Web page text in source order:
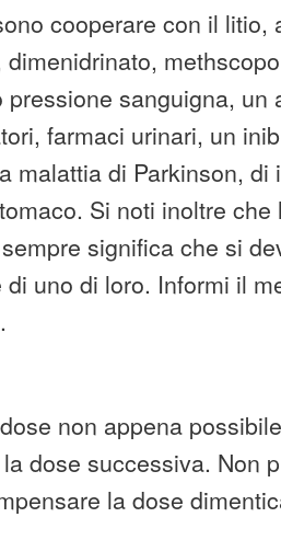
cooperare con il litio,
dimenidrinato,
pressione sanguigna, un
farmaci urinari, un
malattia di Parkinson, di
Si noti inoltre
significa che si
di uno di loro. Informi il
non appena
dose successiva. Non
la dose